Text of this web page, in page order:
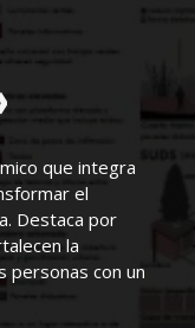
que integra
el
Destaca por
la
personas con un